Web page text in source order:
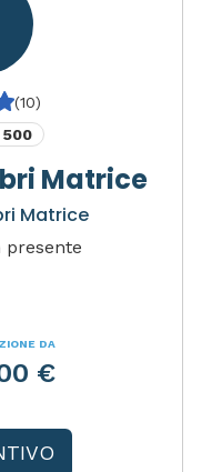
(10)
500
Matrice
Matrice
presente
DA
€